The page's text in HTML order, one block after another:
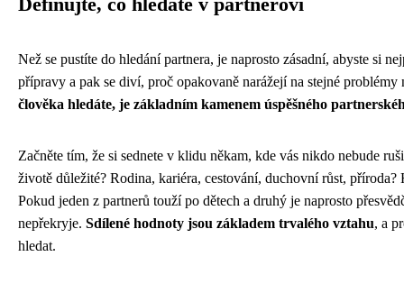
Definujte, co hledáte v partnerovi
Než se pustíte do hledání partnera, je naprosto zásadní, abyste si
přípravy a pak se diví, proč opakovaně narážejí na stejné
člověka hledáte, je základním kamenem úspěšného
Začněte tím, že si sednete v klidu někam, kde vás nikdo nebude
životě důležité? Rodina, kariéra, cestování, duchovní růst,
Pokud jeden z partnerů touží po dětech a druhý je naprosto
nepřekryje. Sdílené hodnoty jsou základem trvalého vztahu, a
hledat.